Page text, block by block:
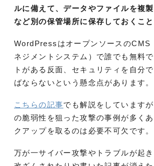
ルに備えて、データやファイルを複
など別の保管場所に保存しておくこと
WordPressはオープンソースのCMS
ネジメントシステム）で誰でも無料
トがある反面、セキュリティを自分
ばならないという懸念点があります。
こちらの記事でも解説をしています
の脆弱性を狙った攻撃の事例が多く
クアップを取るのは必要不可欠です。
万が一サイバー攻撃やトラブルが起